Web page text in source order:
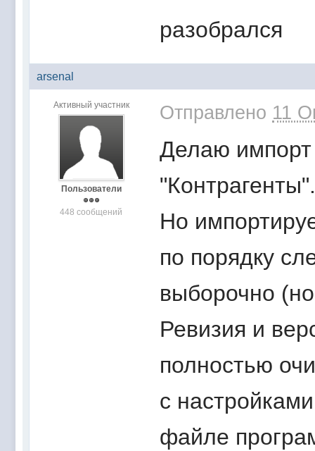
разобрался
arsenal
Активный участник
Пользователи
448 сообщений
Отправлено 11
Делаю
Но
по порядку
выборочно
Ревизия и
полностью
с
файле